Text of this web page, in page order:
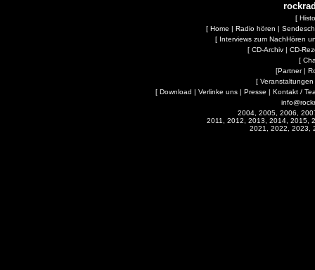
[
[ Home | Radio hören |
[ Interviews zum NachHören
[ CD-Archiv| CD-
[
[Partner|
[ Veranstaltungen
[ Download | Verlinke uns | Presse | Kontakt /
2004, 2005, 2006,
2011, 2012, 2013, 2014, 2015,
2021, 2022, 2023,